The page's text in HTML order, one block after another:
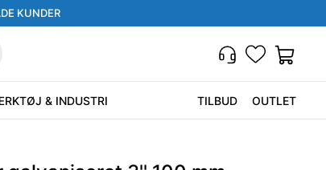
KUNDER
& INDUSTRI TILBUD OUTLET